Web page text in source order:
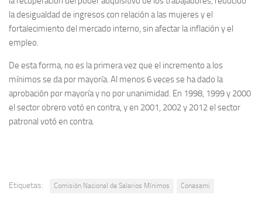
la desigualdad de ingresos con relación a las mujeres y el
fortalecimiento del mercado interno, sin afectar la inflación y el
empleo.
De esta forma, no es la primera vez que el incremento a los
mínimos se da por mayoría. Al menos 6 veces se ha dado la
aprobación por mayoría y no por unanimidad. En 1998, 1999 y 2000
el sector obrero votó en contra, y en 2001, 2002 y 2012 el sector
patronal votó en contra.
Etiquetas: Comisión Nacional de Salarios Mínimos Conasami